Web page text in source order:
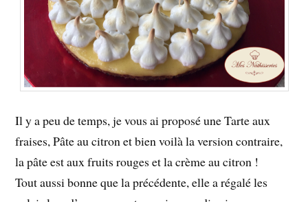
Il y a peu de temps, je vous ai proposé une Tarte aux
fraises, Pâte au citron et bien voilà la version contraire,
la pâte est aux fruits rouges et la crème au citron !
Tout aussi bonne que la précédente, elle a régalé les